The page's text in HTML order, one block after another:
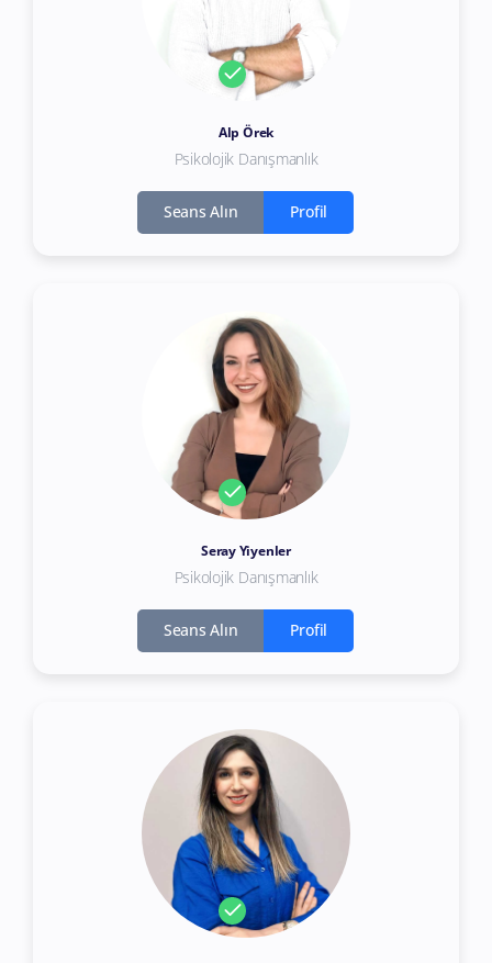
Alp Örek
Psikolojik Danışmanlık
Seans Alın Profil
Seray Yiyenler
Psikolojik Danışmanlık
Seans Alın Profil